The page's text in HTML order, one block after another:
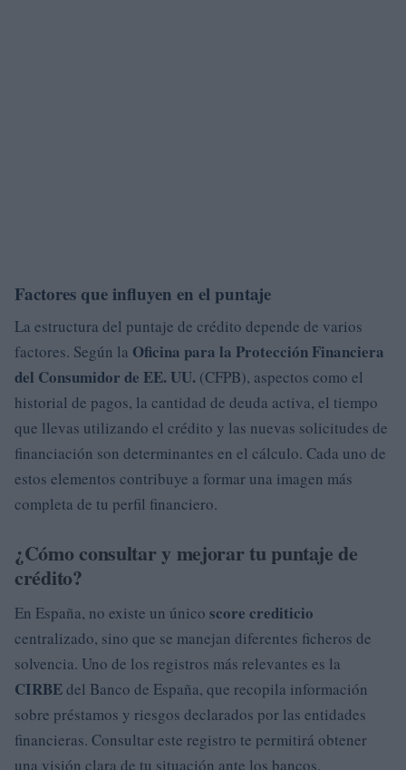
Factores que influyen en el puntaje
La estructura del puntaje de crédito depende de varios
factores. Según la Oficina para la Protección Financiera
del Consumidor de EE. UU. (CFPB), aspectos como el
historial de pagos, la cantidad de deuda activa, el tiempo
que llevas utilizando el crédito y las nuevas solicitudes de
financiación son determinantes en el cálculo. Cada uno de
estos elementos contribuye a formar una imagen más
completa de tu perfil financiero.
¿Cómo consultar y mejorar tu puntaje de
crédito?
En España, no existe un único score crediticio
centralizado, sino que se manejan diferentes ficheros de
solvencia. Uno de los registros más relevantes es la
CIRBEdel Banco de España, que recopila información
sobre préstamos y riesgos declarados por las entidades
financieras. Consultar este registro te permitirá obtener
una visión clara de tu situación ante los bancos.